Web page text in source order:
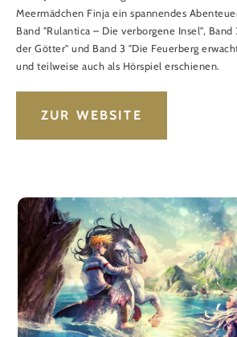
Meermädchen Finja ein spannendes
Band "Rulantica – Die verborgene Insel", Band
der Götter" und Band 3 "Die Feuerberg
und teilweise auch als Hörspiel erschienen.
ZUR WEBSITE